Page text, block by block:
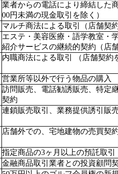
業者からの電話により締結した
00円未満の現金取引を除く）
マルチ商法による取引（店舗契
エステ・美容医療・語学教室・
紹介サービスの継続的契約（店
内職商法による取引 （店舗契約
営業所等以外で行う物品の購入
訪問販売、電話勧誘販売、特定
契約
連鎖販売取引、業務提供誘引販
店舗外での、宅地建物の売買契
指定商品の3ヶ月以上の預託取
金融商品取引業者との投資顧問